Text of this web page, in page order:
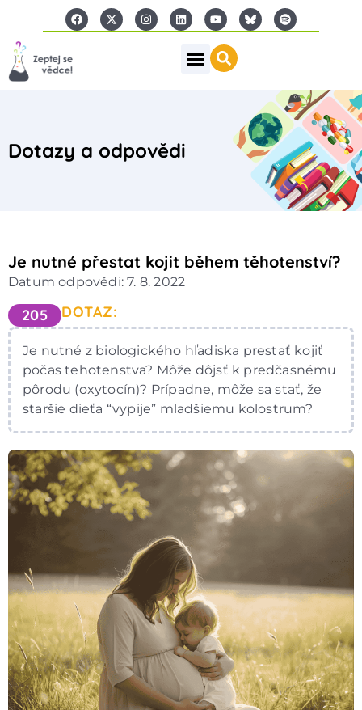
Dotazy a odpovědi
Je nutné přestat kojit během těhotenství?
Datum odpovědi: 7. 8. 2022
205 DOTAZ:
Je nutné z biologického hľadiska prestať kojiť
počas tehotenstva? Môže dôjsť k predčasnému
pôrodu (oxytocín)? Prípadne, môže sa stať, že
staršie dieťa “vypije” mladšiemu kolostrum?